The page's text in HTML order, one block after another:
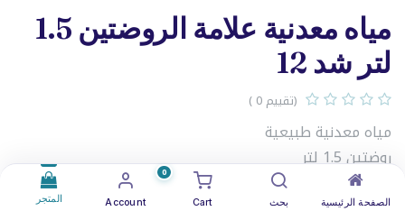
الصفحة الرئيسية بحث
0
Cart
Account المتجر
مياه معدنية علامة الروضتين 1.5
لتر شد 12
(تقييم 0 )
مياه معدنية طبيعية
روضتين 1.5 لتر
الكرتون يحتوي على 12 قنينة